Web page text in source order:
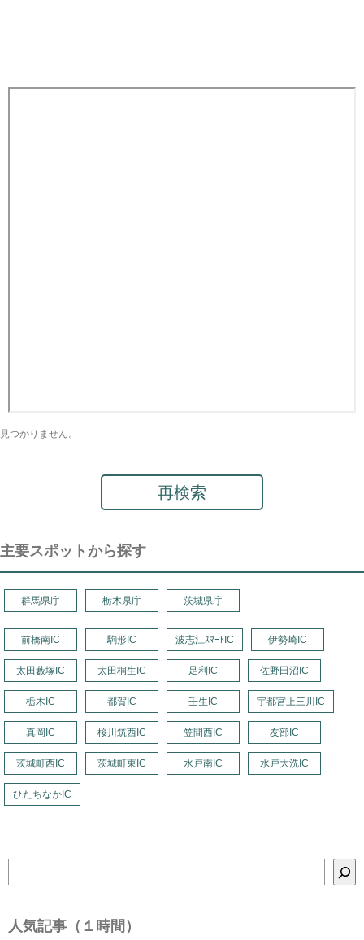
見つかりません。
再検索
主要スポットから探す
群馬県庁 栃木県庁 茨城県庁
前橋南IC 駒形IC 波志江ｽﾏｰﾄIC 伊勢崎IC
太田藪塚IC 太田桐生IC 足利IC 佐野田沼IC
栃木IC 都賀IC 壬生IC 宇都宮上三川IC
真岡IC 桜川筑西IC 笠間西IC 友部IC
茨城町西IC 茨城町東IC 水戸南IC 水戸大洗IC
ひたちなかIC
索
人気記事（１時間）